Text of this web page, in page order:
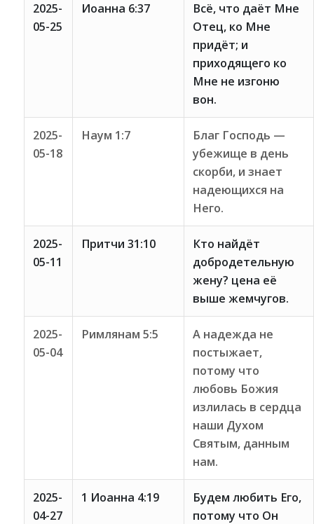
2025-
05-25
Иоанна 6:37
Всё, что даёт Мне
Отец, ко Мне
придёт; и
приходящего ко
Мне не изгоню
вон.
2025-
05-18
Наум 1:7
Благ Господь —
убежище в день
скорби, и знает
надеющихся на
Него.
2025-
05-11
Притчи 31:10
Кто найдёт
добродетельную
жену? цена её
выше жемчугов.
2025-
05-04
Римлянам 5:5
А надежда не
постыжает,
потому что
любовь Божия
излилась в сердца
наши Духом
Святым, данным
нам.
2025-
04-27
1 Иоанна 4:19
Будем любить Его,
потому что Он